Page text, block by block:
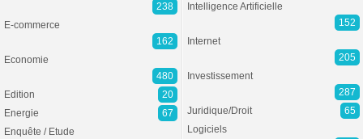
238
E-commerce
162
Economie
480
Edition
20
Energie
67
Enquête / Etude
Intelligence Artificielle
152
Internet
205
Investissement
287
Juridique/Droit
65
Logiciels